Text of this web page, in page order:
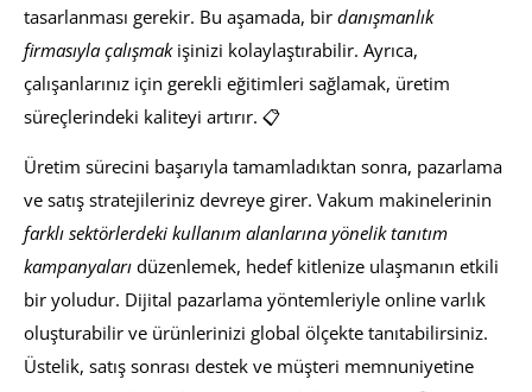
tasarlanması gerekir. Bu aşamada, bir danışmanlık
firmasıyla çalışmakişinizi kolaylaştırabilir. Ayrıca,
çalışanlarınız için gerekli eğitimleri sağlamak, üretim
süreçlerindeki kaliteyi artırır. 📋
Üretim sürecini başarıyla tamamladıktan sonra, pazarlama
ve satış stratejileriniz devreye girer. Vakum makinelerinin
farklı sektörlerdeki kullanım alanlarına yönelik tanıtım
kampanyaları düzenlemek, hedef kitlenize ulaşmanın etkili
bir yoludur. Dijital pazarlama yöntemleriyle online varlık
oluşturabilir ve ürünlerinizi global ölçekte tanıtabilirsiniz.
Üstelik, satış sonrası destek ve müşteri memnuniyetine